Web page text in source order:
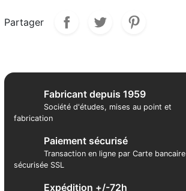
Partager
Fabricant depuis 1959
Société d'études, mises au point et
fabrication
Paiement sécurisé
Transaction en ligne par Carte bancaire
sécurisée SSL
Expédition +/-72h